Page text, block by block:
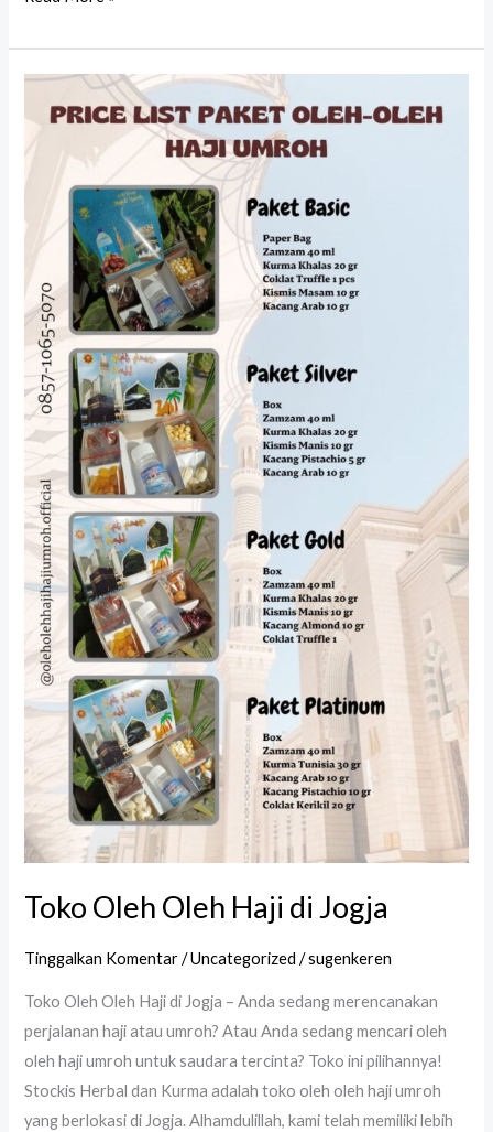
Toko Oleh Oleh Haji di Jogja
Tinggalkan Komentar /Uncategorized /sugenkeren
Toko Oleh Oleh Haji di Jogja – Anda sedang merencanakan
perjalanan haji atau umroh? Atau Anda sedang mencari oleh
oleh haji umroh untuk saudara tercinta? Toko ini pilihannya!
Stockis Herbal dan Kurma adalah toko oleh oleh haji umroh
yang berlokasi di Jogja. Alhamdulillah, kami telah memiliki lebih
Oleh